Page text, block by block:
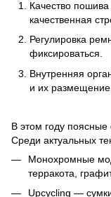
Качество
качественная
Регулировка
фиксироваться.
Внутренняя
и их размещение.
В этом году поясные
Среди актуальных
Монохромные
терракота,
Upcycling —